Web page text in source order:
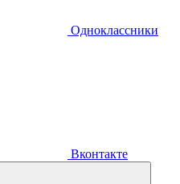
Одноклассники
Вконтакте